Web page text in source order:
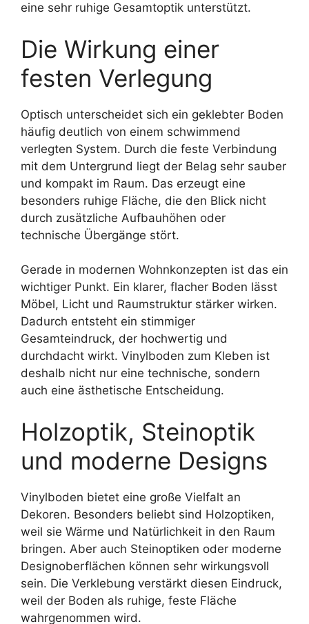
eine sehr ruhige Gesamtoptik unterstützt.
Die Wirkung einer
festen Verlegung
Optisch unterscheidet sich ein geklebter Boden
häufig deutlich von einem schwimmend
verlegten System. Durch die feste Verbindung
mit dem Untergrund liegt der Belag sehr sauber
und kompakt im Raum. Das erzeugt eine
besonders ruhige Fläche, die den Blick nicht
durch zusätzliche Aufbauhöhen oder
technische Übergänge stört.
Gerade in modernen Wohnkonzepten ist das ein
wichtiger Punkt. Ein klarer, flacher Boden lässt
Möbel, Licht und Raumstruktur stärker wirken.
Dadurch entsteht ein stimmiger
Gesamteindruck, der hochwertig und
durchdacht wirkt. Vinylboden zum Kleben ist
deshalb nicht nur eine technische, sondern
auch eine ästhetische Entscheidung.
Holzoptik, Steinoptik
und moderne Designs
Vinylboden bietet eine große Vielfalt an
Dekoren. Besonders beliebt sind Holzoptiken,
weil sie Wärme und Natürlichkeit in den Raum
bringen. Aber auch Steinoptiken oder moderne
Designoberflächen können sehr wirkungsvoll
sein. Die Verklebung verstärkt diesen Eindruck,
weil der Boden als ruhige, feste Fläche
wahrgenommen wird.